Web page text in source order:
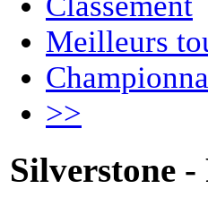
Meilleurs
>>
Silverstone